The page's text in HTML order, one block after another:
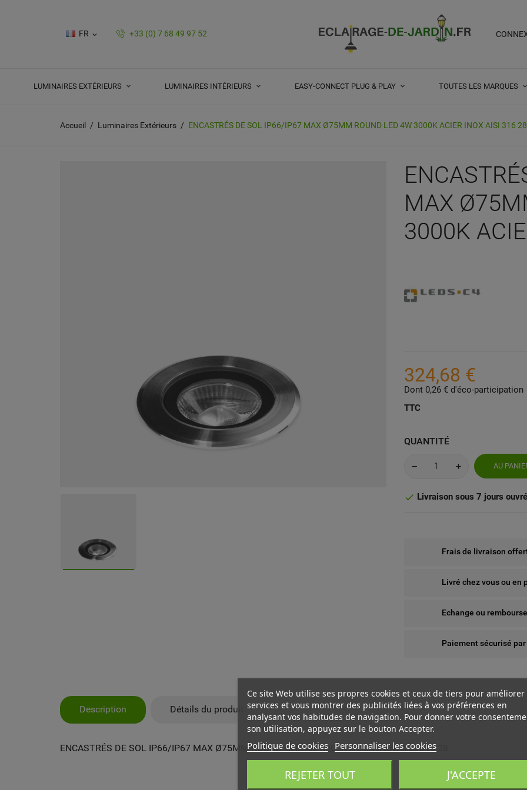
FR  +33 (0) 7 68 49 97 52
LUMINAIRES EXTÉRIEURS LUMINAIRES INTÉRIEURS EASY-CONNECT PLUG & PLAY TOUTES LES MARQUES
Accueil Luminaires Extérieurs ENCASTRÉS DE SOL IP66/IP67 MAX Ø75MM ROUND LED 4W 3000K ACIER INOX AISI 316 28
MAX
3000K
324,68 €
Dont 0,26 € d'éco-participation
TTC
QUANTITÉ
AU
 Livraison sous 7 jours
Frais de livraison
Livré chez vous ou
Echange ou
Paiement sécurisé
Description Détails du produit
ENCASTRÉS DE SOL IP66/IP67 MAX Ø75MM ROUND LED 4W 3000K ACIER INOX AISI 316 28
MY WISHLISTS
CRÉER UNE LISTE D'ENVIES
CONNEXION
Ce site Web utilise ses propres cookies et ceux de tiers pour améliorer
services et vous montrer des publicités liées à vos préférences en
analysant vos habitudes de navigation. Pour donner votre
son utilisation, appuyez sur le bouton Accepter.
Politique de cookies Personnaliser les cookies
REJETER TOUT J'ACCEPTE